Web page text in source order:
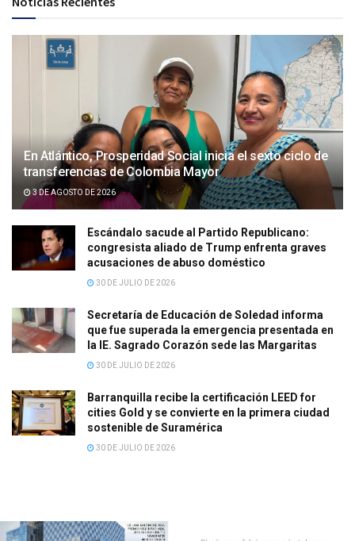
En Atlántico, Prosperidad Social inicia el sexto ciclo de
transferencias de Colombia Mayor
3 DE AGOSTO DE 2026
Escándalo sacude al Partido Republicano:
congresista aliado de Trump enfrenta graves
acusaciones de abuso doméstico
30 DE JULIO DE 2026
Secretaría de Educación de Soledad informa
que fue superada la emergencia presentada en
la IE. Sagrado Corazón sede las Margaritas
30 DE JULIO DE 2026
Barranquilla recibe la certificación LEED for
cities Gold y se convierte en la primera ciudad
sostenible de Suramérica
30 DE JULIO DE 2026